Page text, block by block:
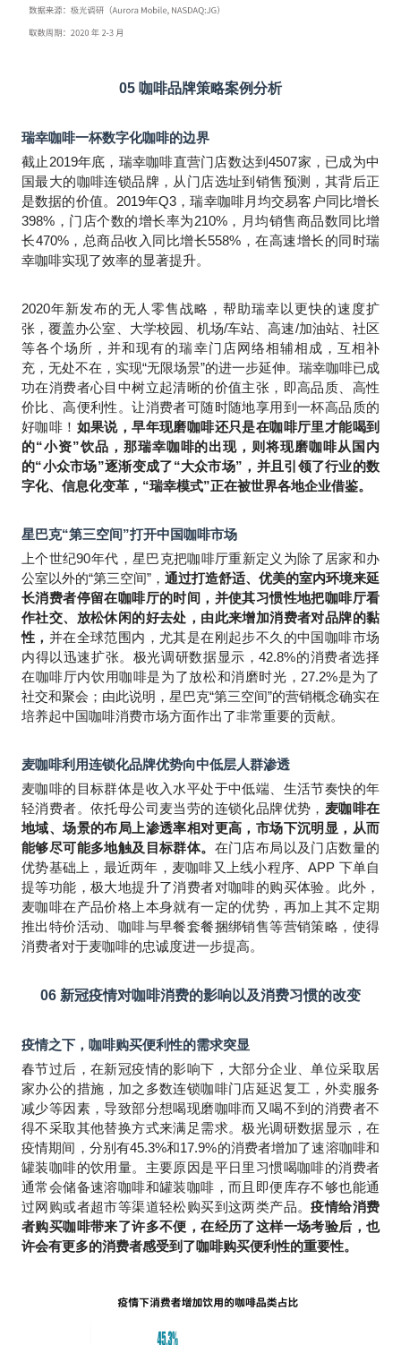
05 咖啡品牌策略案例分析
瑞幸咖啡一杯数字化咖啡的边界
截止2019年底，瑞幸咖啡直营门店数达到4507家，已成为中
国最大的咖啡连锁品牌，从门店选址到销售预测，其背后正
是数据的价值。2019年Q3，瑞幸咖啡月均交易客户同比增长
398%，门店个数的增长率为210%，月均销售商品数同比增
长470%，总商品收入同比增长558%，在高速增长的同时瑞
幸咖啡实现了效率的显著提升。
2020年新发布的无人零售战略，帮助瑞幸以更快的速度扩
张，覆盖办公室、大学校园、机场/车站、高速/加油站、社区
等各个场所，并和现有的瑞幸门店网络相辅相成，互相补
充，无处不在，实现“无限场景”的进一步延伸。瑞幸咖啡已成
功在消费者心目中树立起清晰的价值主张，即高品质、高性
价比、高便利性。让消费者可随时随地享用到一杯高品质的
好咖啡！ 如果说，早年现磨咖啡还只是在咖啡厅里才能喝到
的“小资”饮品，那瑞幸咖啡的出现，则将现磨咖啡从国内
的“小众市场”逐渐变成了“大众市场”，并且引领了行业的数
字化、信息化变革，“瑞幸模式”正在被世界各地企业借鉴。
星巴克“第三空间”打开中国咖啡市场
上个世纪90年代，星巴克把咖啡厅重新定义为除了居家和办
公室以外的“第三空间”， 通过打造舒适、优美的室内环境来延
长消费者停留在咖啡厅的时间，并使其习惯性地把咖啡厅看
作社交、放松休闲的好去处，由此来增加消费者对品牌的黏
性， 并在全球范围内，尤其是在刚起步不久的中国咖啡市场
内得以迅速扩张。极光调研数据显示，42.8%的消费者选择
在咖啡厅内饮用咖啡是为了放松和消磨时光，27.2%是为了
社交和聚会；由此说明，星巴克“第三空间”的营销概念确实在
培养起中国咖啡消费市场方面作出了非常重要的贡献。
麦咖啡利用连锁化品牌优势向中低层人群渗透
麦咖啡的目标群体是收入水平处于中低端、生活节奏快的年
轻消费者。依托母公司麦当劳的连锁化品牌优势， 麦咖啡在
地域、场景的布局上渗透率相对更高，市场下沉明显，从而
能够尽可能多地触及目标群体。 在门店布局以及门店数量的
优势基础上，最近两年，麦咖啡又上线小程序、APP 下单自
提等功能，极大地提升了消费者对咖啡的购买体验。此外，
麦咖啡在产品价格上本身就有一定的优势，再加上其不定期
推出特价活动、咖啡与早餐套餐捆绑销售等营销策略，使得
消费者对于麦咖啡的忠诚度进一步提高。
06 新冠疫情对咖啡消费的影响以及消费习惯的改变
疫情之下，咖啡购买便利性的需求突显
春节过后，在新冠疫情的影响下，大部分企业、单位采取居
家办公的措施，加之多数连锁咖啡门店延迟复工，外卖服务
减少等因素，导致部分想喝现磨咖啡而又喝不到的消费者不
得不采取其他替换方式来满足需求。极光调研数据显示，在
疫情期间，分别有45.3%和17.9%的消费者增加了速溶咖啡和
罐装咖啡的饮用量。主要原因是平日里习惯喝咖啡的消费者
通常会储备速溶咖啡和罐装咖啡，而且即便库存不够也能通
过网购或者超市等渠道轻松购买到这两类产品。疫情给消费
者购买咖啡带来了许多不便，在经历了这样一场考验后，也
许会有更多的消费者感受到了咖啡购买便利性的重要性。